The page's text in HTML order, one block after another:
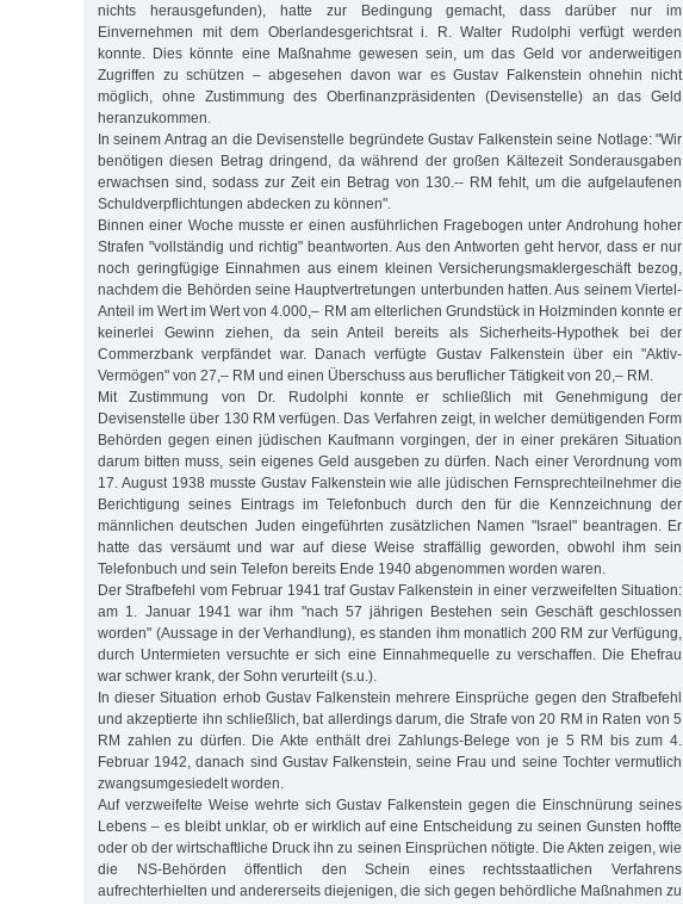
nichts herausgefunden), hatte zur Bedingung gemacht, dass darüber nur im
Einvernehmen mit dem Oberlandesgerichtsrat i. R. Walter Rudolphi verfügt werden
konnte. Dies könnte eine Maßnahme gewesen sein, um das Geld vor anderweitigen
Zugriffen zu schützen – abgesehen davon war es Gustav Falkenstein ohnehin nicht
möglich, ohne Zustimmung des Oberfinanzpräsidenten (Devisenstelle) an das Geld
heranzukommen.
In seinem Antrag an die Devisenstelle begründete Gustav Falkenstein seine Notlage: "Wir
benötigen diesen Betrag dringend, da während der großen Kältezeit Sonderausgaben
erwachsen sind, sodass zur Zeit ein Betrag von 130.-- RM fehlt, um die aufgelaufenen
Schuldverpflichtungen abdecken zu können".
Binnen einer Woche musste er einen ausführlichen Fragebogen unter Androhung hoher
Strafen "vollständig und richtig" beantworten. Aus den Antworten geht hervor, dass er nur
noch geringfügige Einnahmen aus einem kleinen Versicherungsmaklergeschäft bezog,
nachdem die Behörden seine Hauptvertretungen unterbunden hatten. Aus seinem Viertel-
Anteil im Wert im Wert von 4.000,– RM am elterlichen Grundstück in Holzminden konnte er
keinerlei Gewinn ziehen, da sein Anteil bereits als Sicherheits-Hypothek bei der
Commerzbank verpfändet war. Danach verfügte Gustav Falkenstein über ein "Aktiv-
Vermögen" von 27,– RM und einen Überschuss aus beruflicher Tätigkeit von 20,– RM.
Mit Zustimmung von Dr. Rudolphi konnte er schließlich mit Genehmigung der
Devisenstelle über 130 RM verfügen. Das Verfahren zeigt, in welcher demütigenden Form
Behörden gegen einen jüdischen Kaufmann vorgingen, der in einer prekären Situation
darum bitten muss, sein eigenes Geld ausgeben zu dürfen. Nach einer Verordnung vom
17. August 1938 musste Gustav Falkenstein wie alle jüdischen Fernsprechteilnehmer die
Berichtigung seines Eintrags im Telefonbuch durch den für die Kennzeichnung der
männlichen deutschen Juden eingeführten zusätzlichen Namen "Israel" beantragen. Er
hatte das versäumt und war auf diese Weise straffällig geworden, obwohl ihm sein
Telefonbuch und sein Telefon bereits Ende 1940 abgenommen worden waren.
Der Strafbefehl vom Februar 1941 traf Gustav Falkenstein in einer verzweifelten Situation:
am 1. Januar 1941 war ihm "nach 57 jährigen Bestehen sein Geschäft geschlossen
worden" (Aussage in der Verhandlung), es standen ihm monatlich 200 RM zur Verfügung,
durch Untermieten versuchte er sich eine Einnahmequelle zu verschaffen. Die Ehefrau
war schwer krank, der Sohn verurteilt (s.u.).
In dieser Situation erhob Gustav Falkenstein mehrere Einsprüche gegen den Strafbefehl
und akzeptierte ihn schließlich, bat allerdings darum, die Strafe von 20 RM in Raten von 5
RM zahlen zu dürfen. Die Akte enthält drei Zahlungs-Belege von je 5 RM bis zum 4.
Februar 1942, danach sind Gustav Falkenstein, seine Frau und seine Tochter vermutlich
zwangsumgesiedelt worden.
Auf verzweifelte Weise wehrte sich Gustav Falkenstein gegen die Einschnürung seines
Lebens – es bleibt unklar, ob er wirklich auf eine Entscheidung zu seinen Gunsten hoffte
oder ob der wirtschaftliche Druck ihn zu seinen Einsprüchen nötigte. Die Akten zeigen, wie
die NS-Behörden öffentlich den Schein eines rechtsstaatlichen Verfahrens
aufrechterhielten und andererseits diejenigen, die sich gegen behördliche Maßnahmen zu